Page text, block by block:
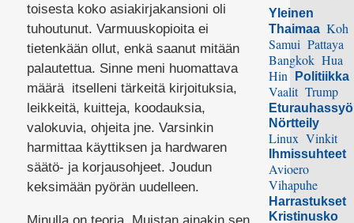
toisesta koko asiakirjakansioni oli
tuhoutunut. Varmuuskopioita ei
tietenkään ollut, enkä saanut mitään
palautettua. Sinne meni huomattava
määrä itselleni tärkeitä kirjoituksia,
leikkeitä, kuitteja, koodauksia,
valokuvia, ohjeita jne. Varsinkin
harmittaa käyttiksen ja hardwaren
säätö- ja korjausohjeet. Joudun
keksimään pyörän uudelleen.
Minulla on teoria. Muistan ainakin sen,
Yleinen
Thaimaa Koh
Samui Pattaya
Bangkok Hua
Hin
Politiikka
Vaalit Trump
Nörtteily
Linux Vinkit
Ihmissuhteet
Avioero
Vihapuhe
Harrastukset
Kristinusko